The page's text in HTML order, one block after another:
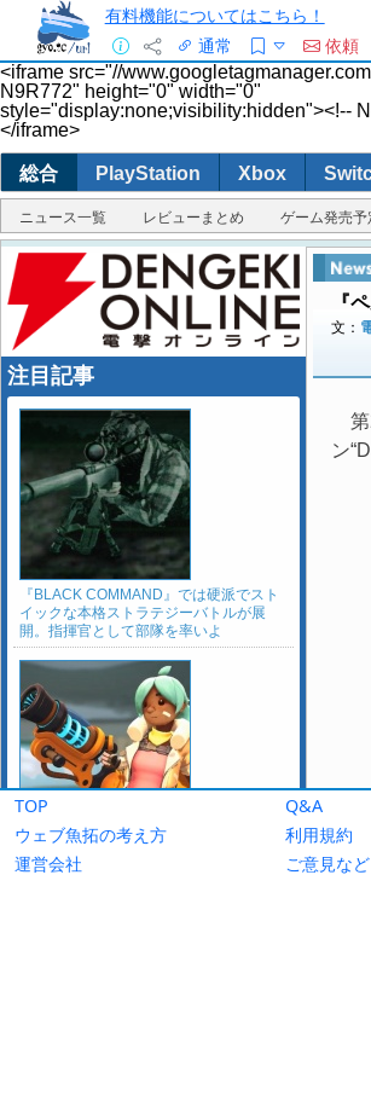
有料機能についてはこちら！
通常
依頼
TOP
Q&A
ウェブ魚拓の考え方
利用規約
運営会社
ご意見など